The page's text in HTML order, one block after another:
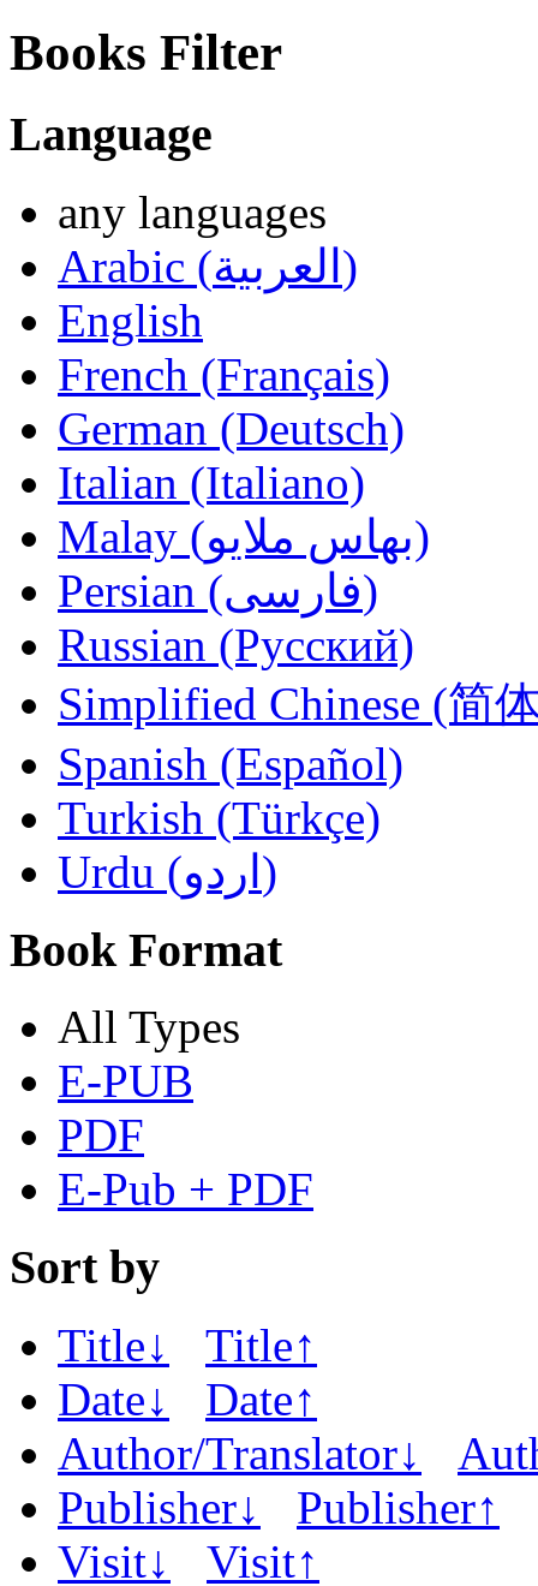
Books Filter
Language
any languages
Arabic (العربية)
English
French (Français)
German (Deutsch)
Italian (Italiano)
Malay (بهاس ملايو‎)
Persian (فارسی)
Russian (Русский)
Simplified Chinese (简
Spanish (Español)
Turkish (Türkçe)
Urdu (اردو)
Book Format
All Types
E-PUB
PDF
E-Pub + PDF
Sort by
Title↓
Title↑
Date↓
Date↑
Author/Translator↓
Publisher↓
Publisher↑
Visit↓
Visit↑